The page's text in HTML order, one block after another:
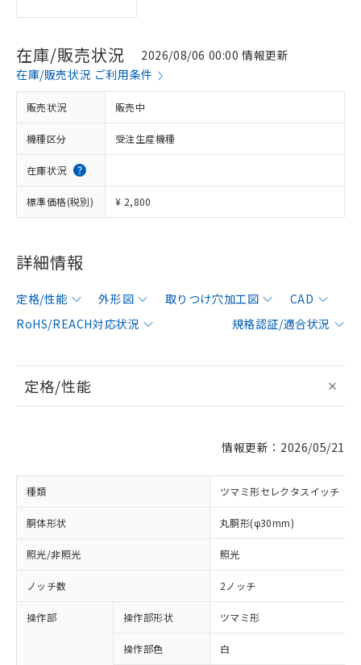
在庫/販売状況
2026/08/06 00:00 情報更新
在庫/販売状況 ご利用条件
販売状況 販売中
機種区分 受注生産機種
在庫状況
標準価格(税別) ¥ 2,800
詳細情報
定格/性能 外形図 取りつけ穴加工図
CAD
RoHS/REACH対応状況
規格認証/適合状況
定格/性能
情報更新：2026/05/21
種類 ツマミ形セレクタスイッチ
胴体形状 丸胴形(φ30mm)
照光/非照光 照光
ノッチ数 2ノッチ
操作部 操作部形状 ツマミ形
操作部色 白